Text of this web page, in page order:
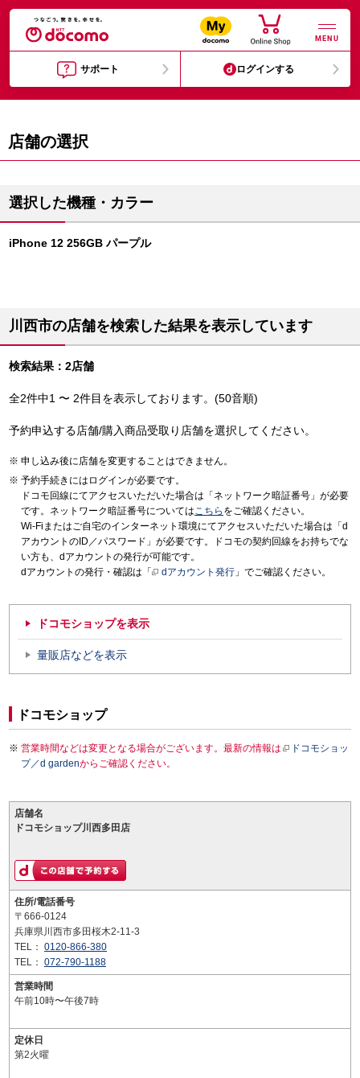
MENU
サポート ログインする
店舗の選択
選択した機種・カラー
iPhone 12 256GB パープル
川西市の店舗を検索した結果を表示しています
検索結果：2店舗
全2件中1 〜 2件目を表示しております。(50音順)
予約申込する店舗/購入商品受取り店舗を選択してください。
申し込み後に店舗を変更することはできません。
予約手続きにはログインが必要です。
ドコモ回線にてアクセスいただいた場合は「ネットワーク暗証番号」が必要
です。ネットワーク暗証番号についてはこちら をご確認ください。
Wi-Fiまたはご自宅のインターネット環境にてアクセスいただいた場合は「d
アカウントのID／パスワード」が必要です。ドコモの契約回線をお持ちでな
い方も、dアカウントの発行が可能です。
dアカウントの発行・確認は「
dアカウント発行 」でご確認ください。
ドコモショップを表示
量販店などを表示
ドコモショップ
営業時間などは変更となる場合がございます。最新の情報は
ドコモショッ
プ／d gardenからご確認ください。
店舗名
ドコモショップ川西多田店
住所/電話番号
〒666-0124
兵庫県川西市多田桜木2-11-3
TEL： 0120-866-380
TEL： 072-790-1188
営業時間
午前10時〜午後7時
定休日
第2火曜